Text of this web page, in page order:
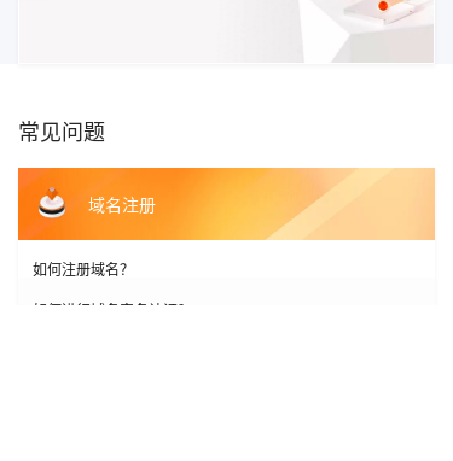
常见问题
域名注册
如何注册域名？
如何进行域名实名认证？